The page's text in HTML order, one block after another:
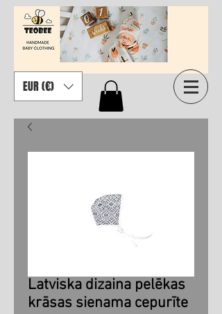
EUR (€)
Latviska dizaina pelēkas
krāsas sienama cepurīte